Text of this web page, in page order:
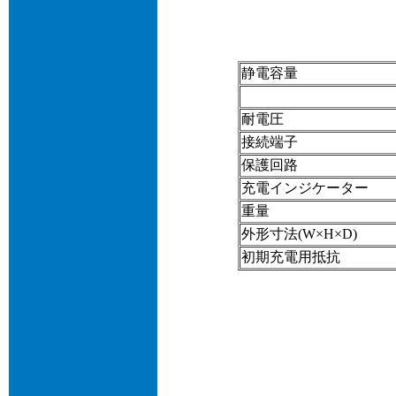
静電容量
耐電圧
接続端子
保護回路
充電インジケーター
重量
外形寸法(W×H×D)
初期充電用抵抗